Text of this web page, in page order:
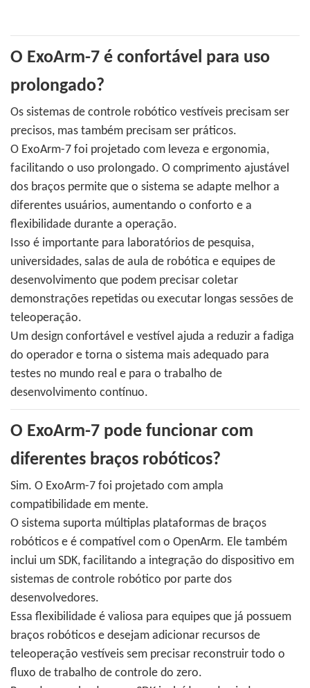
O ExoArm-7 é confortável para uso
prolongado?
Os sistemas de controle robótico vestíveis precisam ser
precisos, mas também precisam ser práticos.
O ExoArm-7 foi projetado com leveza e ergonomia,
facilitando o uso prolongado. O comprimento ajustável
dos braços permite que o sistema se adapte melhor a
diferentes usuários, aumentando o conforto e a
flexibilidade durante a operação.
Isso é importante para laboratórios de pesquisa,
universidades, salas de aula de robótica e equipes de
desenvolvimento que podem precisar coletar
demonstrações repetidas ou executar longas sessões de
teleoperação.
Um design confortável e vestível ajuda a reduzir a fadiga
do operador e torna o sistema mais adequado para
testes no mundo real e para o trabalho de
desenvolvimento contínuo.
O ExoArm-7 pode funcionar com
diferentes braços robóticos?
Sim. O ExoArm-7 foi projetado com ampla
compatibilidade em mente.
O sistema suporta múltiplas plataformas de braços
robóticos e é compatível com o OpenArm. Ele também
inclui um SDK, facilitando a integração do dispositivo em
sistemas de controle robótico por parte dos
desenvolvedores.
Essa flexibilidade é valiosa para equipes que já possuem
braços robóticos e desejam adicionar recursos de
teleoperação vestíveis sem precisar reconstruir todo o
fluxo de trabalho de controle do zero.